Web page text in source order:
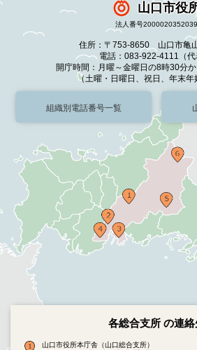
山口市役
法人番号2000020352039
住所：〒753-8650 山口市亀
電話：083-922-4111（代
開庁時間：月曜～金曜日の8時30分
（土曜・日曜日、祝日、年末年
組織別電話番号一覧
各総合支所 の連絡
山口市役所本庁舎（山口総合支所）